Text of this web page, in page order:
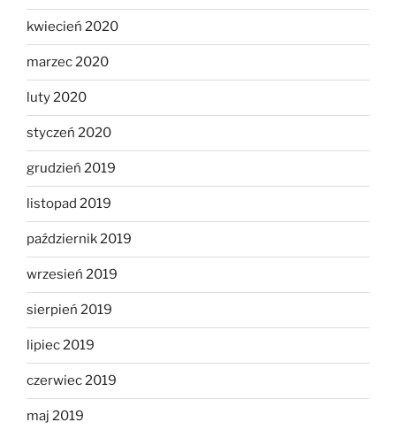
kwiecień 2020
marzec 2020
luty 2020
styczeń 2020
grudzień 2019
listopad 2019
październik 2019
wrzesień 2019
sierpień 2019
lipiec 2019
czerwiec 2019
maj 2019